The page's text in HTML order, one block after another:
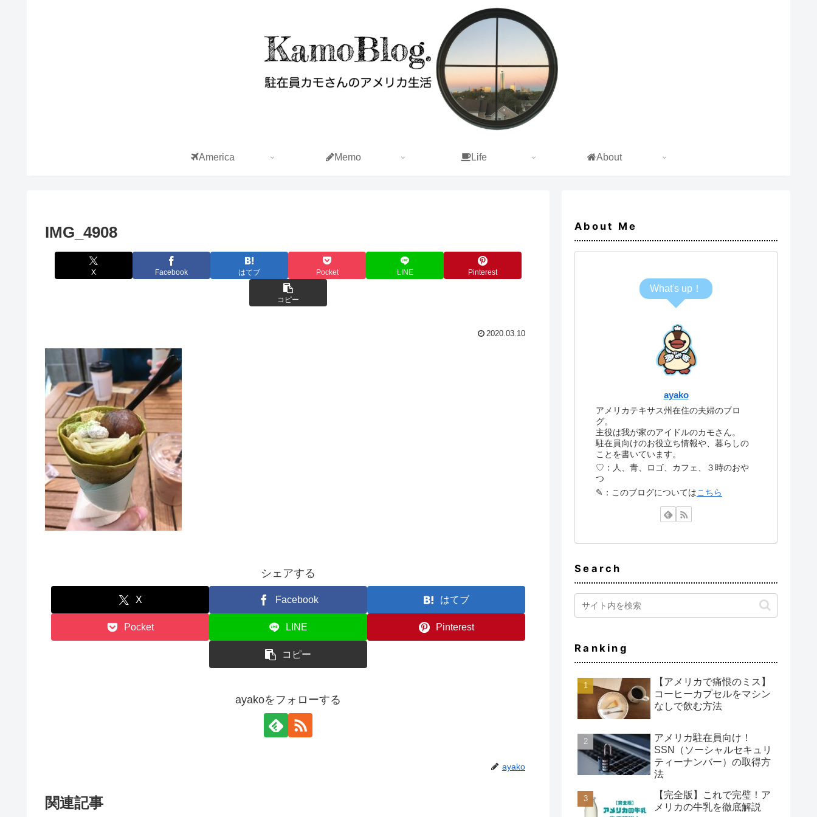
America Memo Life About
IMG_4908
X Facebook はてブ Pocket LINE Pinterest
コピー
2020.03.10
シェアする
X Facebook はてブ
Pocket LINE Pinterest
コピー
ayakoをフォローする
ayako
関連記事
About Me
What's up！
ayako
アメリカテキサス州在住の夫婦のブロ
グ。
主役は我が家のアイドルのカモさん。
駐在員向けのお役立ち情報や、暮らしの
ことを書いています。
♡：人、青、ロゴ、カフェ、３時のおや
つ
✎：このブログについてはこちら
Search
Ranking
【アメリカで痛恨のミス】
コーヒーカプセルをマシン
なしで飲む方法
アメリカ駐在員向け！
SSN（ソーシャルセキュリ
ティーナンバー）の取得方
法
【完全版】これで完璧！ア
メリカの牛乳を徹底解説